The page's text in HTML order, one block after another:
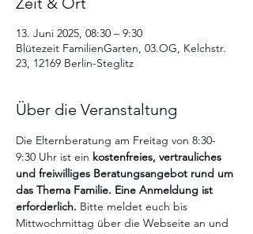
13. Juni 2025, 08:30 – 9:30
Blütezeit FamilienGarten, 03.OG, Kelchstr.
23, 12169 Berlin-Steglitz
Über die Veranstaltung
Die Elternberatung am Freitag von 8:30-
9:30 Uhr ist ein kostenfreies, vertrauliches
und freiwilliges Beratungsangebot rund um
das Thema Familie. Eine Anmeldung ist
erforderlich. Bitte meldet euch bis
Mittwochmittag über die Webseite an und